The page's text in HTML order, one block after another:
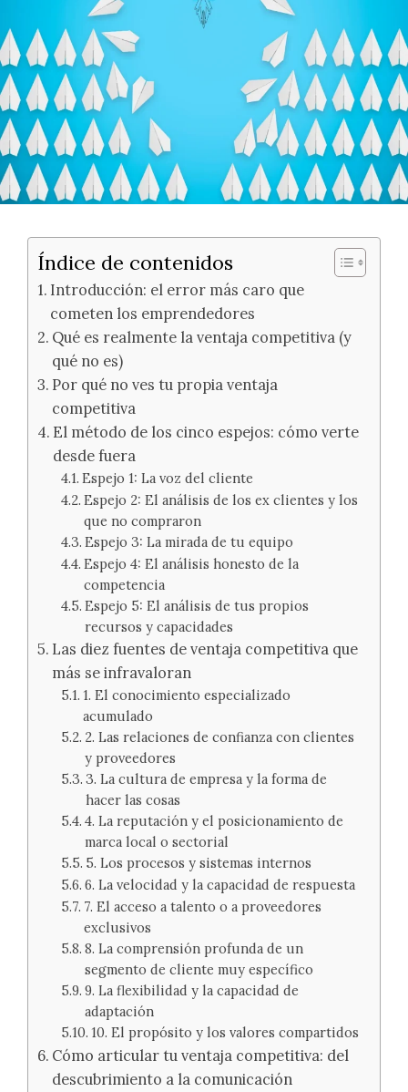
Índice de contenidos
Introducción: el error más caro que
cometen los emprendedores
Qué es realmente la ventaja competitiva (y
qué no es)
Por qué no ves tu propia ventaja
competitiva
El método de los cinco espejos: cómo verte
desde fuera
Espejo 1: La voz del cliente
Espejo 2: El análisis de los ex clientes y los
que no compraron
Espejo 3: La mirada de tu equipo
Espejo 4: El análisis honesto de la
competencia
Espejo 5: El análisis de tus propios
recursos y capacidades
Las diez fuentes de ventaja competitiva que
más se infravaloran
1. El conocimiento especializado
acumulado
2. Las relaciones de confianza con clientes
y proveedores
3. La cultura de empresa y la forma de
hacer las cosas
4. La reputación y el posicionamiento de
marca local o sectorial
5. Los procesos y sistemas internos
6. La velocidad y la capacidad de respuesta
7. El acceso a talento o a proveedores
exclusivos
8. La comprensión profunda de un
segmento de cliente muy específico
9. La flexibilidad y la capacidad de
adaptación
10. El propósito y los valores compartidos
Cómo articular tu ventaja competitiva: del
descubrimiento a la comunicación